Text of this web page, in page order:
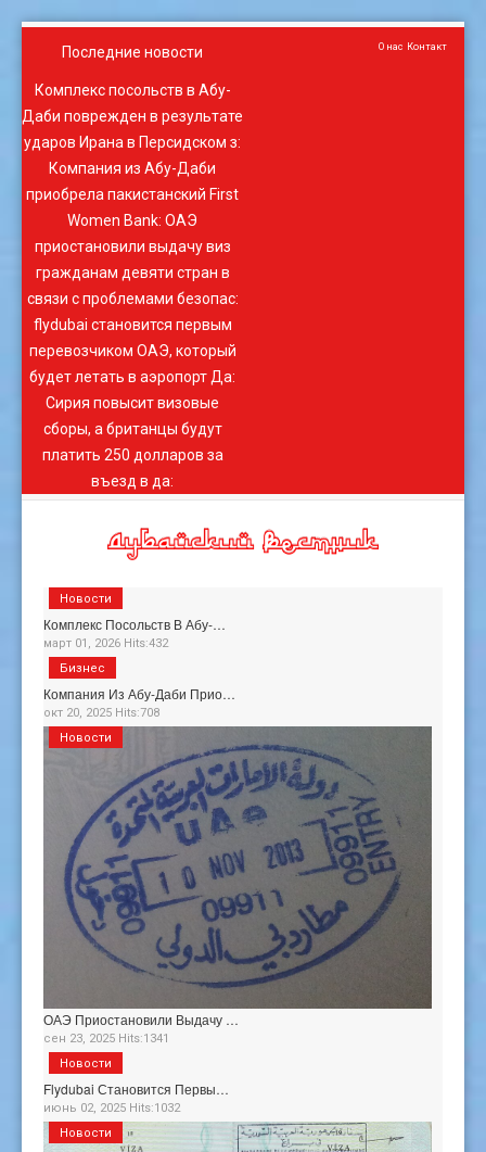
Последние новости
Комплекс посольств в Абу-
Даби поврежден в результате
ударов Ирана в Персидском з:
Компания из Абу-Даби
приобрела пакистанский First
Women Bank: ОАЭ
приостановили выдачу виз
гражданам девяти стран в
связи с проблемами безопас:
flydubai становится первым
перевозчиком ОАЭ, который
будет летать в аэропорт Да:
Сирия повысит визовые
сборы, а британцы будут
платить 250 долларов за
въезд в да:
О нас Контакт
Комплекс Посольств В Абу-…
март 01, 2026 Hits:432
Новости
Компания Из Абу-Даби Прио…
окт 20, 2025 Hits:708
Бизнес
ОАЭ Приостановили Выдачу …
сен 23, 2025 Hits:1341
Новости
Flydubai Становится Первы…
июнь 02, 2025 Hits:1032
Новости
Новости